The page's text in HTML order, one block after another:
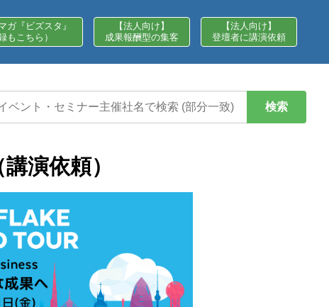
ガ『ビズスタ』
もこちら）
【法人向け】
成果報酬型の集客
【法人向け】
登壇者に講演依頼
検索
演依頼）